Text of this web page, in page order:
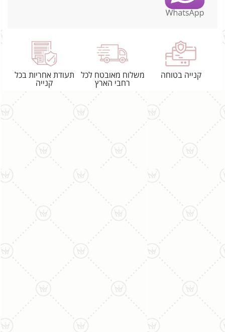
קנייה בטוחה
משלוח מאובטח לכל
רחבי הארץ
תעודת אחריות בכל
קנייה